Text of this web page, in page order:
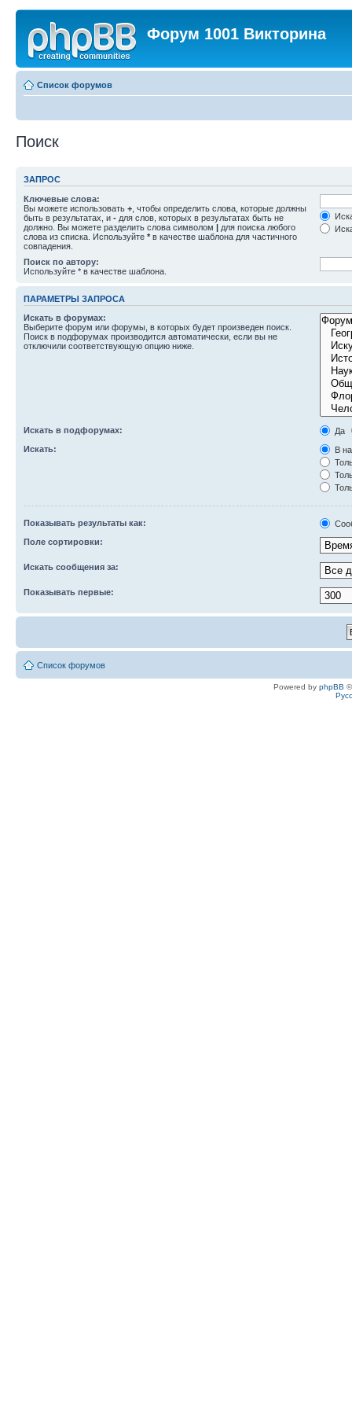
Форум 1001 Викторина
Список форумов
Поиск
ЗАПРОС
Ключевые слова:
Вы можете использовать + , чтобы определить слова, которые должны
быть в результатах, и - для слов, которых в результатах быть не
должно. Вы можете разделить слова символом | для поиска любого
слова из списка. Используйте * в качестве шаблона для частичного
совпадения.
Поиск по автору:
Используйте * в качестве шаблона.
ПАРАМЕТРЫ ЗАПРОСА
Искать в форумах:
Выберите форум или форумы, в которых будет произведен поиск.
Поиск в подфорумах производится автоматически, если вы не
отключили соответствующую опцию ниже.
Искать в подфорумах:
Да
Искать:
В
Показывать результаты как:
Поле сортировки:
Искать сообщения за:
Показывать первые:
Список форумов
Powered by phpBB